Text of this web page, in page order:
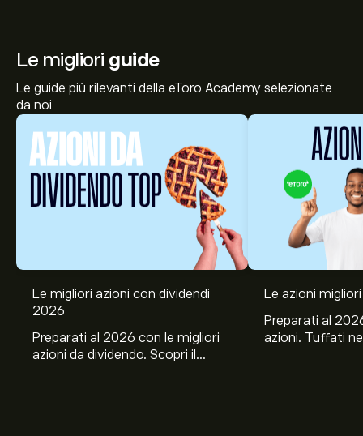
Le migliori guide
Le guide più rilevanti della eToro Academy selezionate
da noi
Le migliori azioni con dividendi
2026
Preparati al 2026 con le migliori
azioni da dividendo. Scopri il
Le azioni
Preparati al
azioni. Tuffati